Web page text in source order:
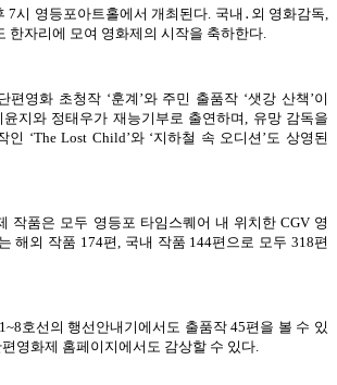
7시 영등포아트홀에서 개최된다. 국내․외 영화감독,
한자리에 모여 영화제의 시작을 축하한다.
편영화 초청작 ‘훈계’와 주민 출품작 ‘샛강 산책’이
지와 정태우가 재능기부로 출연하며, 유망 감독을
인 ‘The Lost Child’와 ‘지하철 속 오디션’도 상영된
작품은 모두 영등포 타임스퀘어 내 위치한 CGV 영
해외 작품 174편, 국내 작품 144편으로 모두 318편
호선의 행선안내기에서도 출품작 45편을 볼 수 있
영화제 홈페이지에서도 감상할 수 있다.